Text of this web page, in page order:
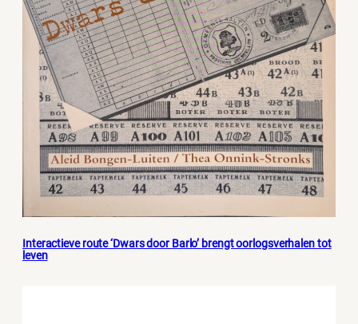
Interactieve route ‘Dwars door Barlo’ brengt oorlogsverhalen tot
leven